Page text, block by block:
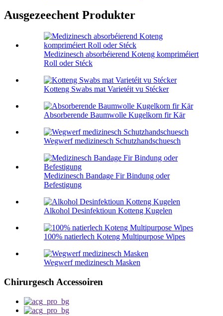
Ausgezeechent Produkter
Medizinesch absorbéierend Koteng kompriméiert
Roll oder Stéck
Kotteng Swabs mat Varietéit vu Stécker
Absorberende Baumwolle Kugelkorn fir Kär
Wegwerf medizinesch Schutzhandschuesch
Medizinesch Bandage Fir Bindung oder
Befestigung
Alkohol Desinfektioun Kotteng Kugelen
100% natierlech Koteng Multipurpose Wipes
Wegwerf medizinesch Masken
Chirurgesch Accessoiren